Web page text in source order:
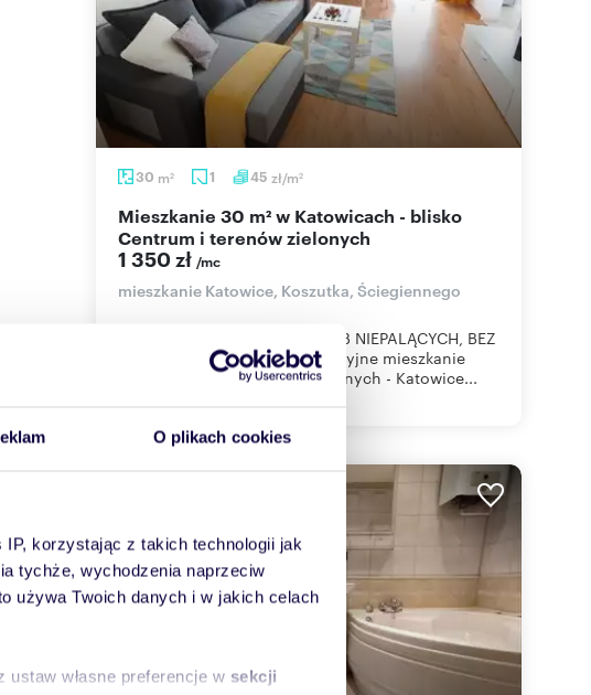
O plikach cookies
korzystając z takich technologii jak
tychże, wychodzenia naprzeciw
używa Twoich danych i w jakich celach
własne preferencje w sekcji
30 m2 1 45 zł/m2
Mieszkanie 30 m² w Katowicach - blisko
Centrum i terenów zielonych
1 350 zł /mc
mieszkanie Katowice, Koszutka, Ściegiennego
DOSTĘPNE OD RĘKI DLA OSÓB NIEPALĄCYCH, BEZ
ZWIERZĄT DOMOWYCH Atrakcyjne mieszkanie
blisko Centrum i terenów zielonych - Katowice...